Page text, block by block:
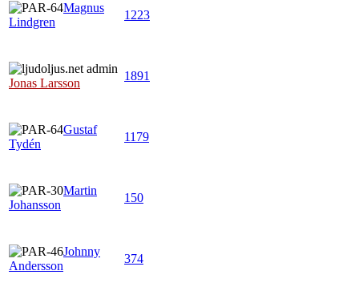
Magnus
Lindgren
1223
Jonas Larsson
1891
Gustaf
Tydén
1179
Martin
Johansson
150
Johnny
Andersson
374